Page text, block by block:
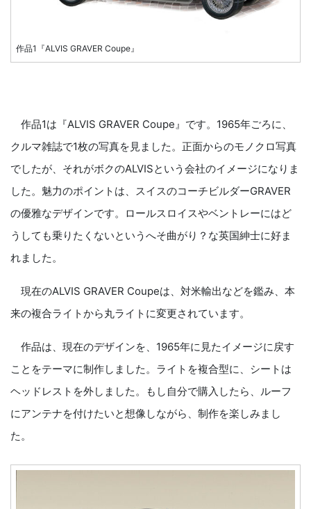
作品1『ALVIS GRAVER Coupe』
作品1は『ALVIS GRAVER Coupe』です。1965年ごろに、
クルマ雑誌で1枚の写真を見ました。正面からのモノクロ写真
でしたが、それがボクのALVISという会社のイメージになりま
した。魅力のポイントは、スイスのコーチビルダーGRAVER
の優雅なデザインです。ロールスロイスやベントレーにはど
うしても乗りたくないというへそ曲がり？な英国紳士に好ま
れました。
現在のALVIS GRAVER Coupeは、対米輸出などを鑑み、本
来の複合ライトから丸ライトに変更されています。
作品は、現在のデザインを、1965年に見たイメージに戻す
ことをテーマに制作しました。ライトを複合型に、シートは
ヘッドレストを外しました。もし自分で購入したら、ルーフ
にアンテナを付けたいと想像しながら、制作を楽しみまし
た。